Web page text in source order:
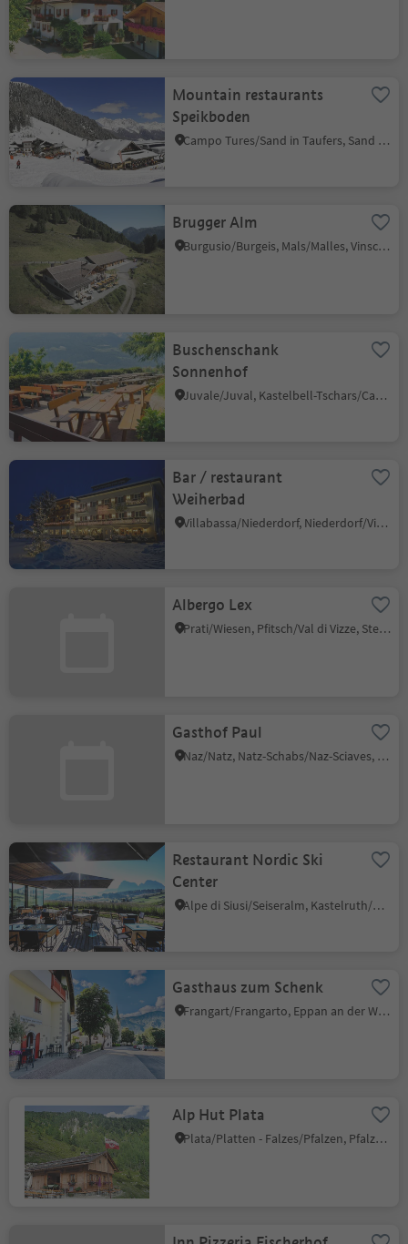
Mountain restaurants
Speikboden
Campo Tures/Sand in Taufers, Sand in Taufers/Campo Tures, Ahrntal/Valle Aurina
Brugger Alm
Burgusio/Burgeis, Mals/Malles, Vinschgau/Val Venosta
Buschenschank
Sonnenhof
Juvale/Juval, Kastelbell-Tschars/Castelbello-Ciardes, Vinschgau/Val Venosta
Bar / restaurant
Weiherbad
Villabassa/Niederdorf, Niederdorf/Villabassa, Dolomites Region 3 Zinnen
Albergo Lex
Prati/Wiesen, Pfitsch/Val di Vizze, Sterzing/Vipiteno and environs
Gasthof Paul
Naz/Natz, Natz-Schabs/Naz-Sciaves, Brixen/Bressanone and environs
Restaurant Nordic Ski
Center
Alpe di Siusi/Seiseralm, Kastelruth/Castelrotto, Dolomites Region Seiser Alm
Gasthaus zum Schenk
Frangart/Frangarto, Eppan an der Weinstaße/Appiano sulla Strada del Vino, Alto Adige Wine Road
Alp Hut Plata
Plata/Platten - Falzes/Pfalzen, Pfalzen/Falzes, Dolomites Region Kronplatz/Plan de Corones